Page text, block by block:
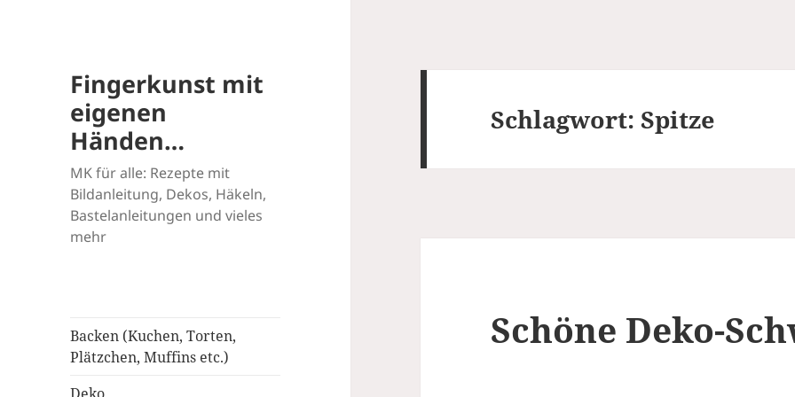
Fingerkunst mit
eigenen
Händen…
MK für alle: Rezepte mit
Bildanleitung, Dekos, Häkeln,
Bastelanleitungen und vieles
mehr
Backen (Kuchen, Torten,
Plätzchen, Muffins etc.)
Schlagwort:Spitze
Schöne Deko-